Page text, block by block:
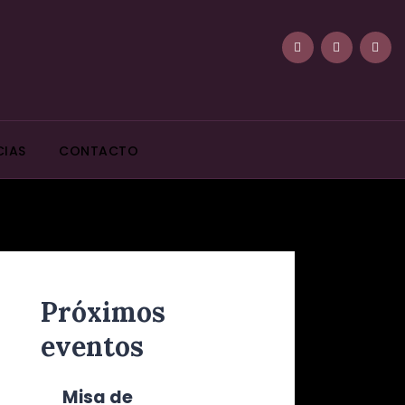
CONTACTO
Próximos
eventos
Misa de